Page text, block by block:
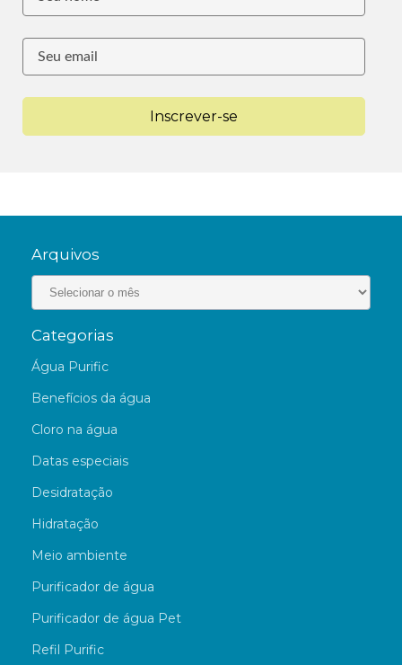
Inscrever-se
Arquivos
Categorias
Água Purific
Benefícios da água
Cloro na água
Datas especiais
Desidratação
Hidratação
Meio ambiente
Purificador de água
Purificador de água Pet
Refil Purific